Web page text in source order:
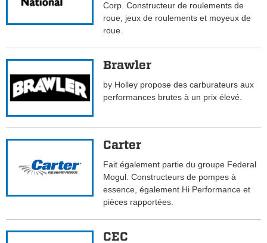
Corp. Constructeur de roulements de
roue, jeux de roulements et moyeux de
roue.
Brawler
by Holley propose des carburateurs aux
performances brutes à un prix élevé.
Carter
Fait également partie du groupe Federal
Mogul. Constructeurs de pompes à
essence, également Hi Performance et
pièces rapportées.
CEC